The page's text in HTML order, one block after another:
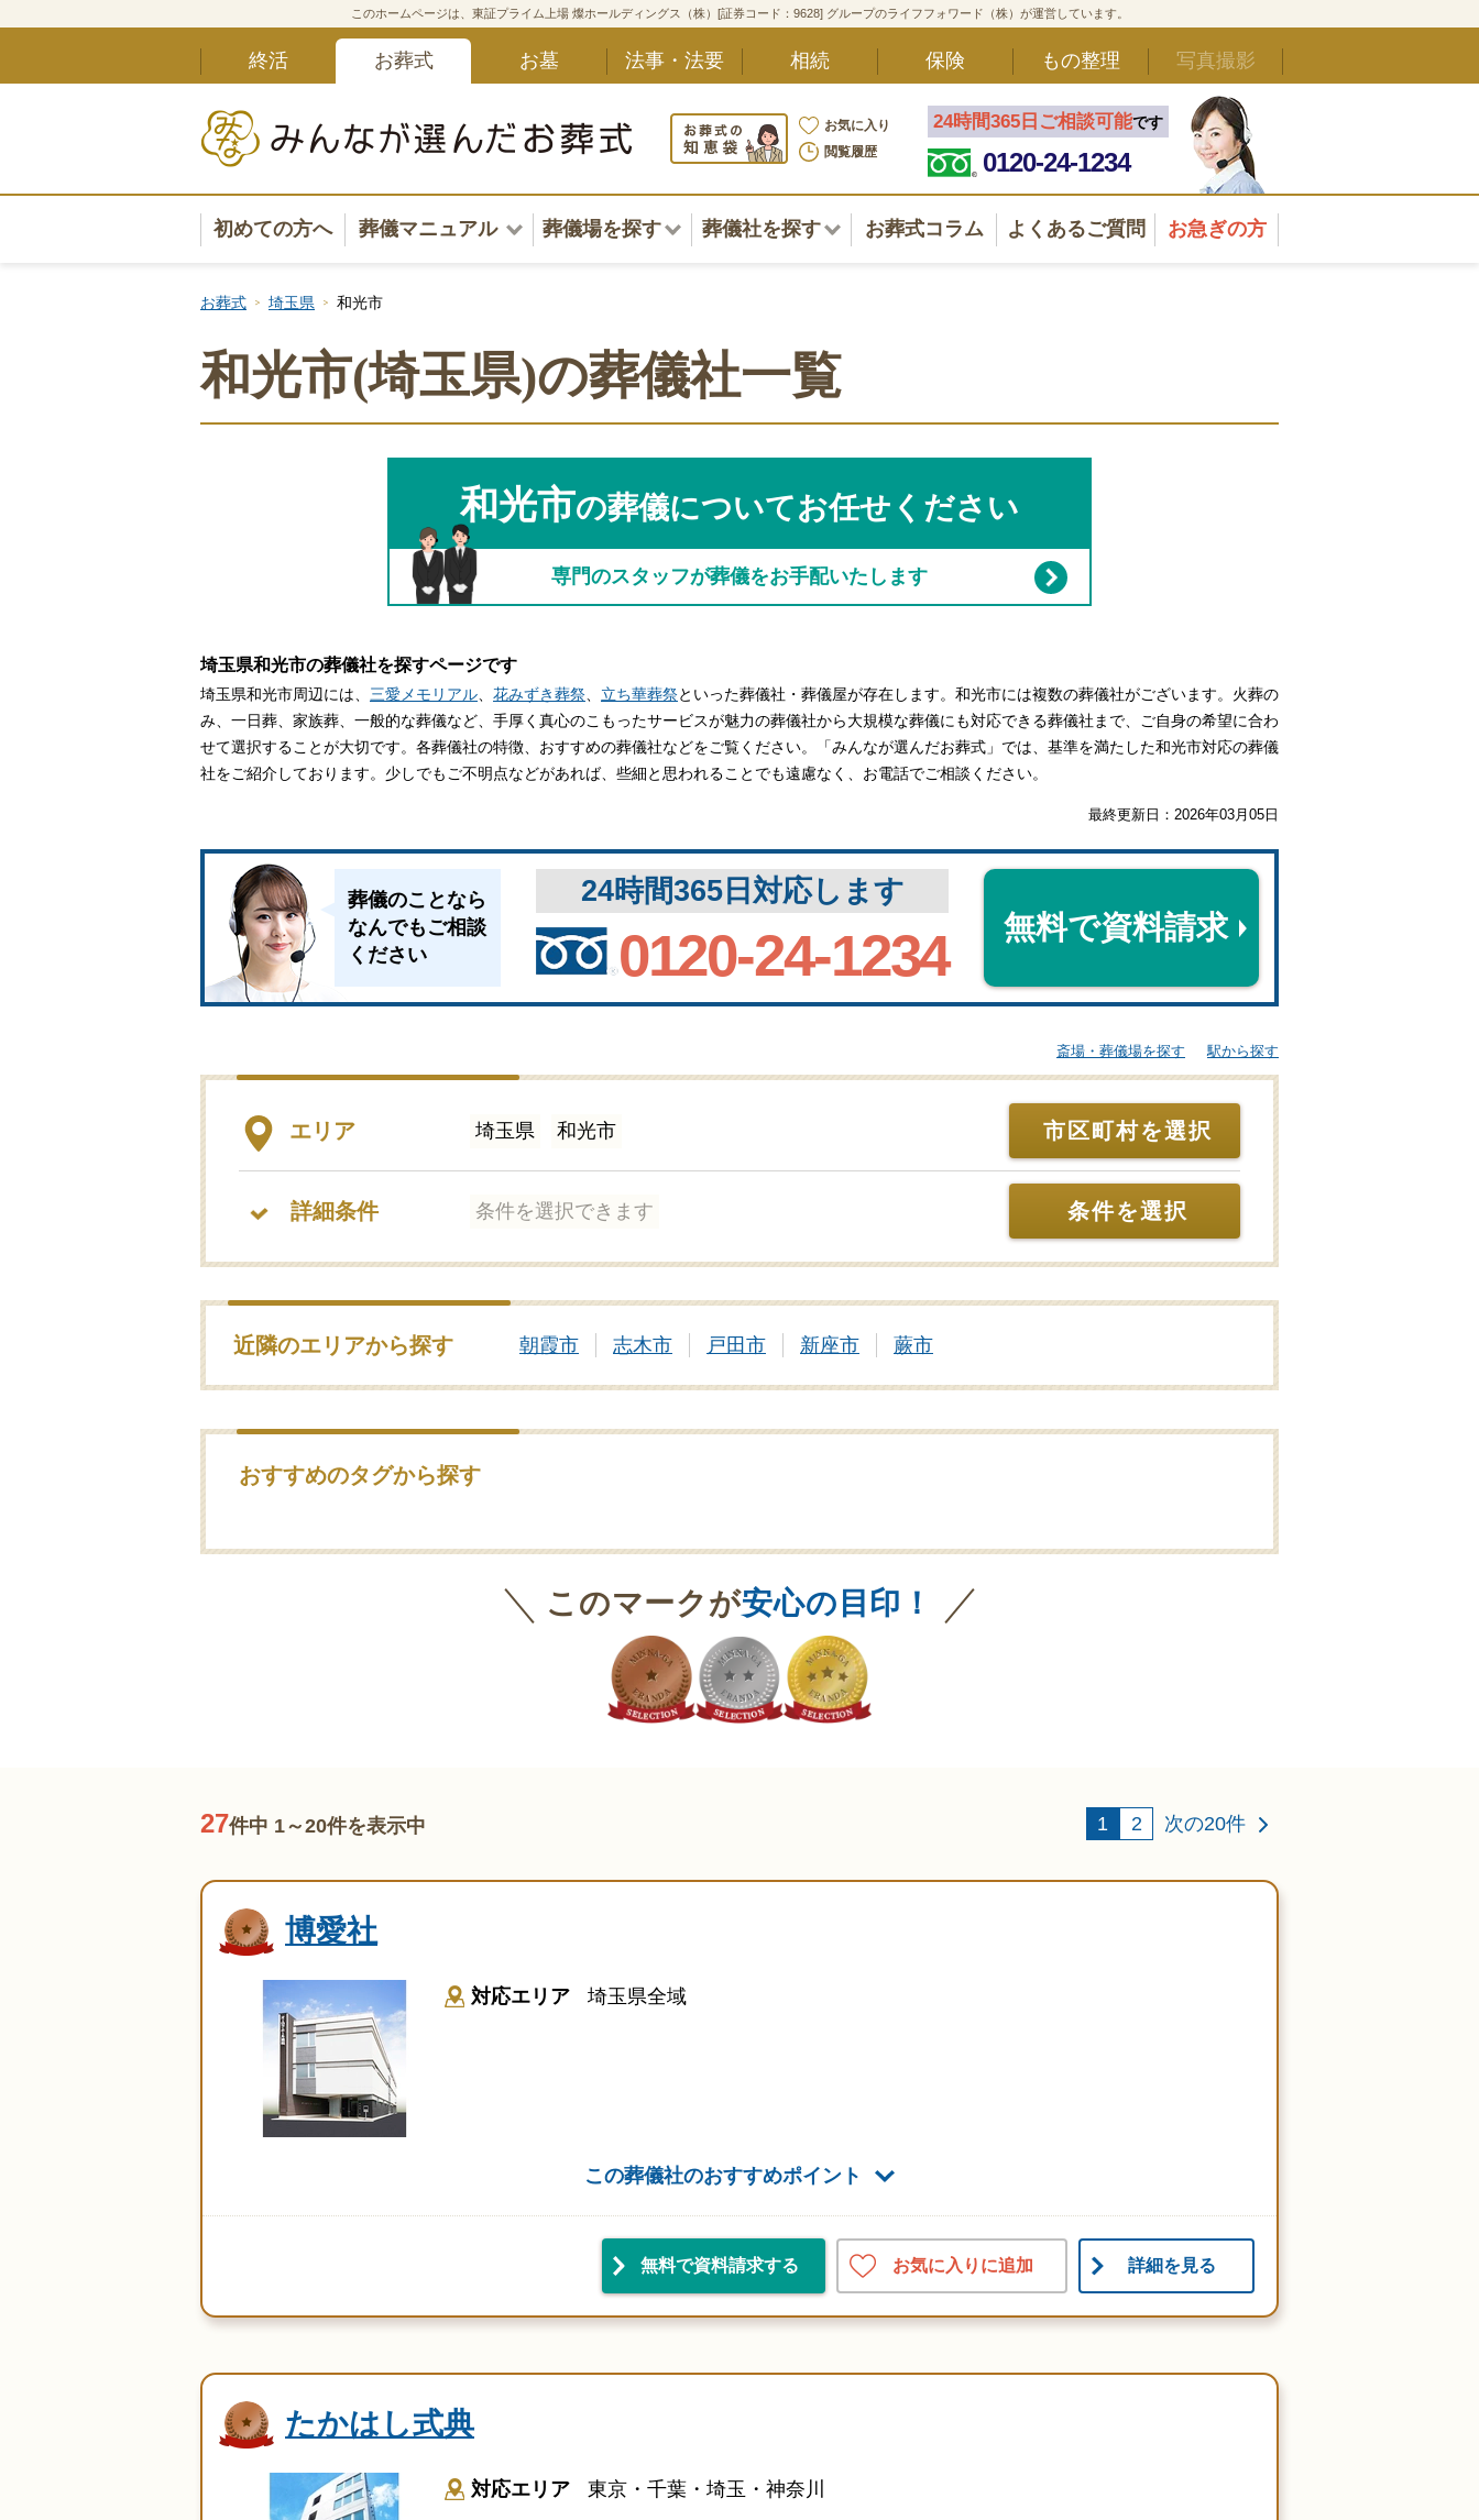
このホームページは、東証プライム上場 燦ホールディングス（株）[証券コード：9628] グループのライフフォワード（株）が運営しています。
終活 お葬式 お墓 法事・法要 相続 保険 もの整理 写真撮影
お気に入り
閲覧履歴
24時間365日ご相談可能です
0120-24-1234
初めての方へ 葬儀マニュアル
葬儀安心サポート
葬儀の準備〜葬儀後まで
葬儀の選び方
家族葬とは
葬儀費用の平均相場
葬儀場を探す
東北・甲信越・北陸
関東
中部・東海
関西
中国・四国
葬儀社を探す
東北・甲信越・北陸
関東
中部・東海
関西
中国・四国
お葬式コラム よくあるご質問 お急ぎの方
お葬式 埼玉県 和光市
和光市(埼玉県)の葬儀社一覧
和光市の葬儀についてお任せください
専門のスタッフが葬儀をお手配いたします
埼玉県和光市の葬儀社を探すページです
埼玉県和光市周辺には、 三愛メモリアル 花みずき葬祭 立ち華葬祭といった葬儀社・葬儀屋が存在します。和光市には複数の葬儀社がございます。火葬の
み、一日葬、家族葬、一般的な葬儀など、手厚く真心のこもったサービスが魅力の葬儀社から大規模な葬儀にも対応できる葬儀社まで、ご自身の希望に合わ
せて選択することが大切です。各葬儀社の特徴、おすすめの葬儀社などをご覧ください。「みんなが選んだお葬式」では、基準を満たした和光市対応の葬儀
社をご紹介しております。少しでもご不明点などがあれば、些細と思われることでも遠慮なく、お電話でご相談ください。
最終更新日： 2026年03月05日
葬儀のことなら
なんでもご相談
ください
24時間365日対応します
0120-24-1234 無料で資料請求
斎場・葬儀場を探す 駅から探す
エリア 埼玉県 和光市 市区町村を選択
詳細条件 条件を選択できます 条件を選択
近隣のエリアから探す 朝霞市 志木市 戸田市 新座市 蕨市
おすすめのタグから探す
このマークが安心の目印！
27件中 1～20件を表示中 1 2 次の20件
博愛社
対応エリア 埼玉県全域
この葬儀社のおすすめポイント
無料で資料請求する お気に入りに追加 詳細を見る
たかはし式典
対応エリア 東京・千葉・埼玉・神奈川